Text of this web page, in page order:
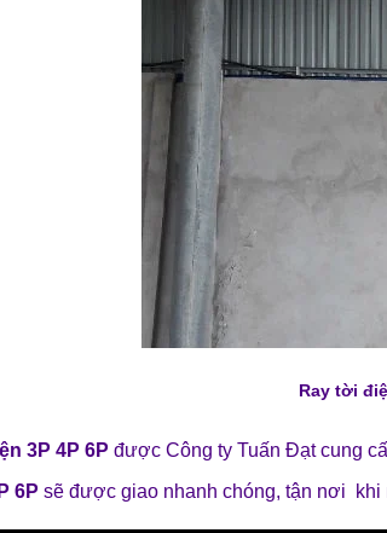
Ray tời
3P 4P 6P được Công ty Tuấn Đạt cung
6P sẽ được giao nhanh chóng, tận nơi